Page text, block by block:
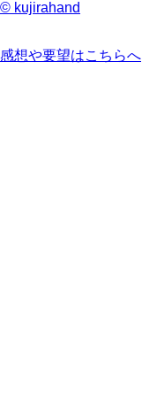
© kujirahand
感想や要望はこちらへ